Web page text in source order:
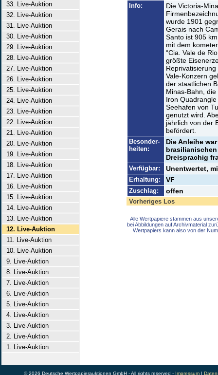
33. Live-Auktion
32. Live-Auktion
31. Live-Auktion
30. Live-Auktion
29. Live-Auktion
28. Live-Auktion
27. Live-Auktion
26. Live-Auktion
25. Live-Auktion
24. Live-Auktion
23. Live-Auktion
22. Live-Auktion
21. Live-Auktion
20. Live-Auktion
19. Live-Auktion
18. Live-Auktion
17. Live-Auktion
16. Live-Auktion
15. Live-Auktion
14. Live-Auktion
13. Live-Auktion
12. Live-Auktion
11. Live-Auktion
10. Live-Auktion
9. Live-Auktion
8. Live-Auktion
7. Live-Auktion
6. Live-Auktion
5. Live-Auktion
4. Live-Auktion
3. Live-Auktion
2. Live-Auktion
1. Live-Auktion
Info:
Die Victoria-
wurde 1901
Gerais nach
Santo ist 905
mit dem
“Cia. Vale de
größte
Vale-Konzern
der staatlichen
Minas-Bahn,
Iron
Seehafen von
genutzt wird.
jährlich von der
befördert.
Besonder-
heiten:
Die Anleihe
Dreisprachig
Verfügbar: Unentwertet,
Erhaltung: VF
Zuschlag: offen
Vorheriges Los
Alle Wertpapiere stammen aus
bei Abbildungen auf Archivmaterial
Wertpapiers kann also von der
© 2026 Deutsche Wertpapierauktionen GmbH - All rights reserved - Impressum|